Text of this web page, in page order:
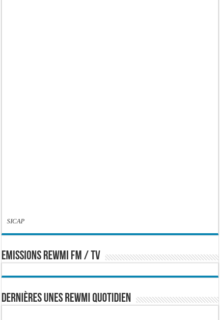
SICAP
EMISSIONS REWMI FM / TV
Dernières Unes Rewmi Quotidien